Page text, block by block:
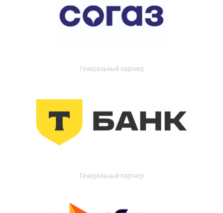
Генеральный партнер
Генеральный партнер